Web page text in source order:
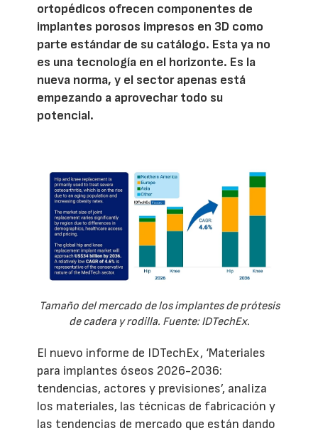
ortopédicos ofrecen componentes de
implantes porosos impresos en 3D como
parte estándar de su catálogo. Esta ya no
es una tecnología en el horizonte. Es la
nueva norma, y el sector apenas está
empezando a aprovechar todo su
potencial.
Tamaño del mercado de los implantes de prótesis
de cadera y rodilla. Fuente: IDTechEx.
El nuevo informe de IDTechEx, ‘Materiales
para implantes óseos 2026-2036:
tendencias, actores y previsiones’, analiza
los materiales, las técnicas de fabricación y
las tendencias de mercado que están dando